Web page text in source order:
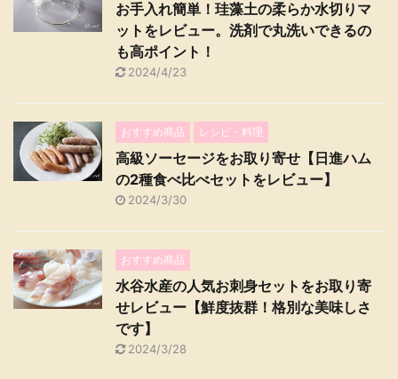
お手入れ簡単！珪藻土の柔らか水切りマ
ットをレビュー。洗剤で丸洗いできるの
も高ポイント！
2024/4/23
おすすめ商品 レシピ・料理
高級ソーセージをお取り寄せ【日進ハム
の2種食べ比べセットをレビュー】
2024/3/30
おすすめ商品
水谷水産の人気お刺身セットをお取り寄
せレビュー【鮮度抜群！格別な美味しさ
です】
2024/3/28